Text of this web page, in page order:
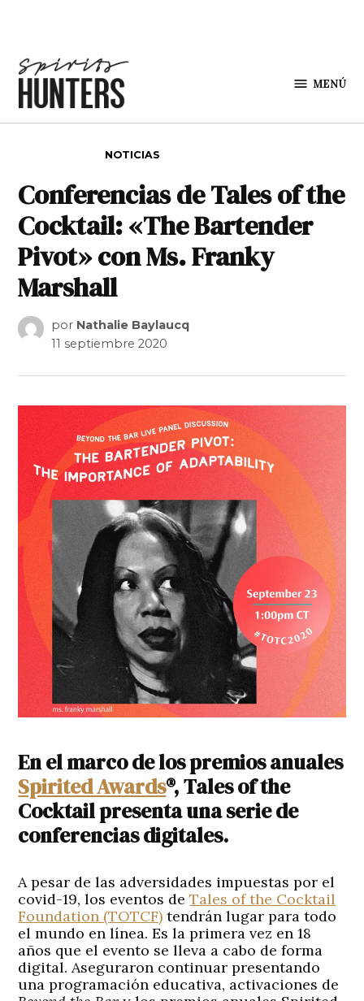
MENÚ
NOTICIAS
Conferencias de Tales of the
Cocktail: «The Bartender
Pivot» con Ms. Franky
Marshall
por Nathalie Baylaucq
11 septiembre 2020
En el marco de los premios anuales
Spirited Awards®, Tales of the
Cocktail presenta una serie de
conferencias digitales.
A pesar de las adversidades impuestas por el
covid-19, los eventos deTales of the Cocktail
Foundation (TOTCF) tendrán lugar para todo
el mundo en línea. Es la primera vez en 18
años que el evento se lleva a cabo de forma
digital. Aseguraron continuar presentando
una programación educativa, activaciones de